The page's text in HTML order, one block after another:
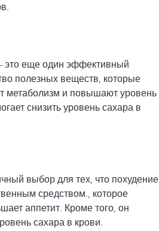
это еще один эффективный
полезных веществ, которые
метаболизм и повышают уровень
снизить уровень сахара в
выбор для тех, что похудение
средством., которое
аппетит. Кроме того, он
сахара в крови.